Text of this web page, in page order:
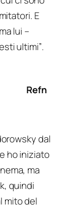
E
lui –
ultimi”.
Refn
dal
ho iniziato
ma
quindi
mito del